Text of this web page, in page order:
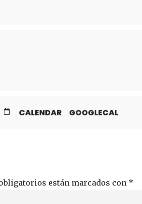
CALENDAR GOOGLECAL
están marcados con *